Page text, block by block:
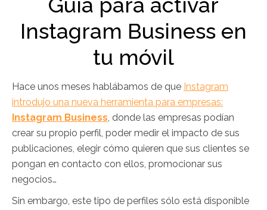
Instagram Business en
tu móvil
Hace unos meses hablábamos de que Instagram
introdujo una nueva herramienta para empresas:
Instagram Business, donde las empresas podían
crear su propio perfil, poder medir el impacto de sus
publicaciones, elegir cómo quieren que sus clientes se
pongan en contacto con ellos, promocionar sus
negocios…
Sin embargo, este tipo de perfiles sólo está disponible